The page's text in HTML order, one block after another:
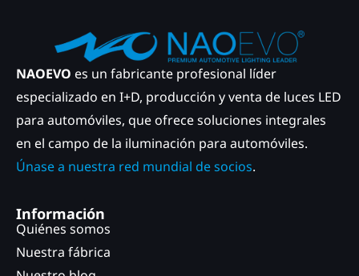
NAOEVO es un fabricante profesional líder
especializado en I+D, producción y venta de luces LED
para automóviles, que ofrece soluciones integrales
en el campo de la iluminación para automóviles.
Únase a nuestra red mundial de socios.
Información
Quiénes somos
Nuestra fábrica